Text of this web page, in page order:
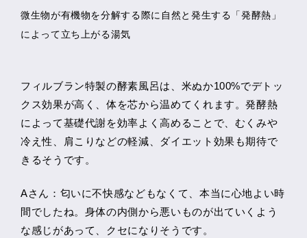
微生物が有機物を分解する際に自然と発生する「発酵熱」
によって立ち上がる湯気
フィルブラン特製の酵素風呂は、米ぬか100%でデトッ
クス効果が高く、体を芯から温めてくれます。発酵熱
によって基礎代謝を効率よく高めることで、むくみや
冷え性、肩こりなどの軽減、ダイエット効果も期待で
きるそうです。
Aさん：匂いに不快感などもなくて、本当に心地よい時
間でしたね。身体の内側から悪いものが出ていくよう
な感じがあって、クセになりそうです。